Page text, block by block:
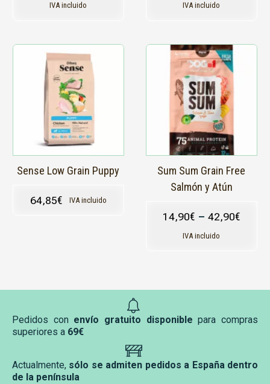
IVA incluido IVA incluido
Sense Low Grain Puppy
64,85€ IVA incluido
Este
producto
múltiples
opciones
pueden
elegir
en
página
Sum Sum Grain Free
Salmón y Atún
14,90€ – 42,90€
IVA incluido
Este
producto
múltiples
variantes.
opciones
pueden
elegir
página
producto
Pedidos con envío gratuito disponible para compras
superiores a 69€
Actualmente, sólo se admiten pedidos a España dentro
de la península